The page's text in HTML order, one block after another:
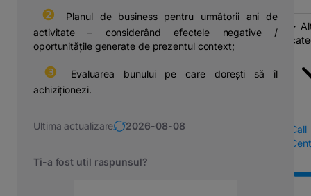
Call
❷
⠀Planul de business pentru următorii ani de
activitate – considerând efectele negative /
oportunitățile generate de prezentul context;
❸
⠀Evaluarea bunului pe care dorești să îl
achiziționezi.
Ultima actualizare 2026-08-08
Ti-a fost util raspunsul?